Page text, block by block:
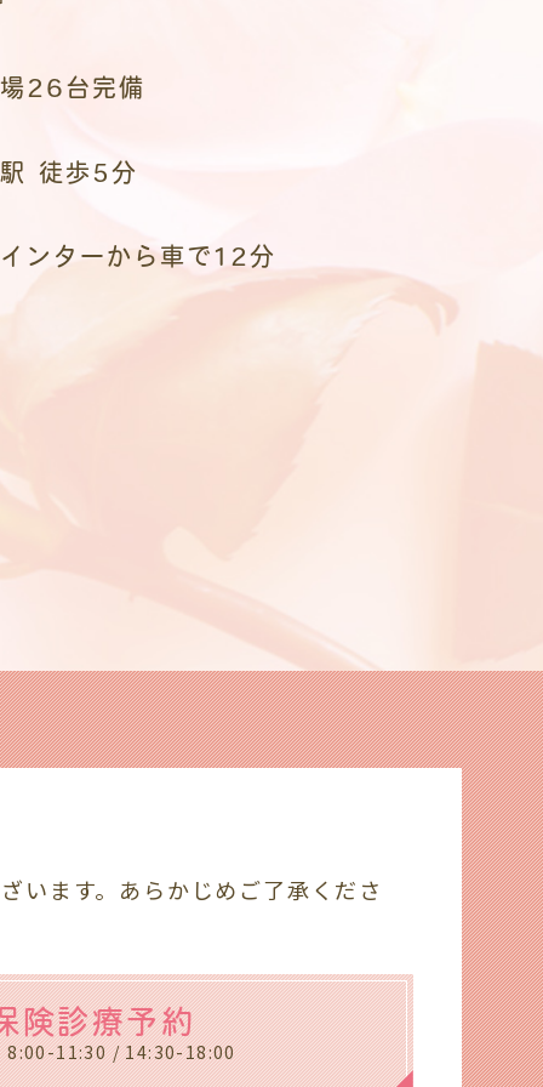
26台完備
徒歩5分
ンターから車で12分
います。あらかじめご了承くださ
険診療予約
8:00-11:30 / 14:30-18:00